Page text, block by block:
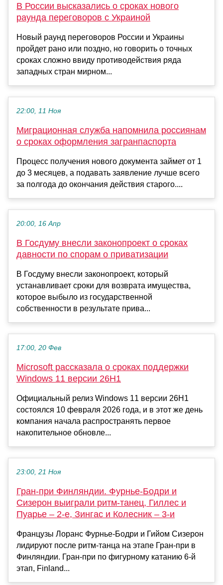
В России высказались о сроках нового
раунда переговоров с Украиной
Новый раунд переговоров России и Украины
пройдет рано или поздно, но говорить о точных
сроках сложно ввиду противодействия ряда
западных стран мирном...
22:00, 11 Ноя
Миграционная служба напомнила россиянам
о сроках оформления загранпаспорта
Процесс получения нового документа займет от 1
до 3 месяцев, а подавать заявление лучше всего
за полгода до окончания действия старого....
20:00, 16 Апр
В Госдуму внесли законопроект о сроках
давности по спорам о приватизации
В Госдуму внесли законопроект, который
устанавливает сроки для возврата имущества,
которое выбыло из государственной
собственности в результате прива...
17:00, 20 Фев
Microsoft рассказала о сроках поддержки
Windows 11 версии 26H1
Официальный релиз Windows 11 версии 26H1
состоялся 10 февраля 2026 года, и в этот же день
компания начала распространять первое
накопительное обновле...
23:00, 21 Ноя
Гран-при Финляндии. Фурнье-Бодри и
Сизерон выиграли ритм-танец, Гиллес и
Пуарье – 2-е, Зингас и Колесник – 3-и
Французы Лоранс Фурнье-Бодри и Гийом Сизерон
лидируют после ритм-танца на этапе Гран-при в
Финляндии. Гран-при по фигурному катанию 6-й
этап, Finland...